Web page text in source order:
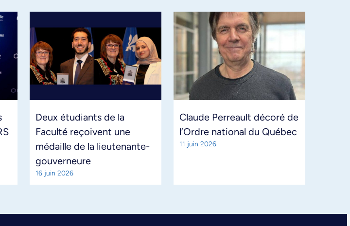
Deux étudiants de la
Faculté reçoivent une
médaille de la lieutenante-
gouverneure
16 juin 2026
Claude Perreault décoré de
l’Ordre national du Québec
11 juin 2026